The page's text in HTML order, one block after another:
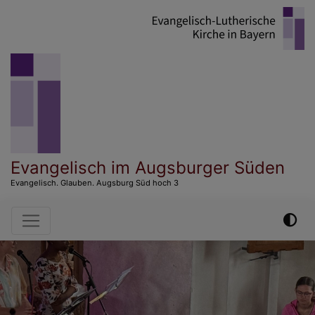
Evangelisch im Augsburger Süden
Evangelisch. Glauben. Augsburg Süd hoch 3
Hauptnavigation